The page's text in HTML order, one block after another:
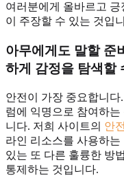
여러분에게 올바르고
이 주장할 수 있는 것입
아무에게도 말할 준
하게 감정을 탐색할
안전이 가장 중요합니
럼에 익명으로 참여하
니다. 저희 사이트의 안
라인 리소스를 사용하
있는 또 다른 훌륭한 방
통제하는 것입니다.